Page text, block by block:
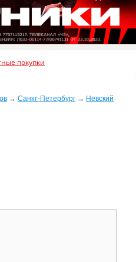
покупки
→ Санкт-Петербург → Невский